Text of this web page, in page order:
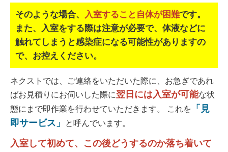
そのような場合、 入室すること自体が困難です。
また、入室をする際は注意が必要で、 体液などに
触れてしまうと感染症になる可能性がありますの
で、お控えください。
ネクストでは、ご連絡をいただいた際に、お急ぎであれ
ばお見積りにお伺いした際に翌日には入室が可能な状
態にまで即作業を行わせていただきます。 これを
「見
即サービス」
と呼んでいます。
入室して初めて、この後どうするのか落ち着いて